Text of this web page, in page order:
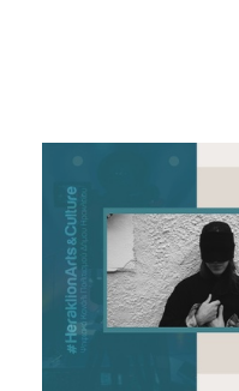
2011
2006